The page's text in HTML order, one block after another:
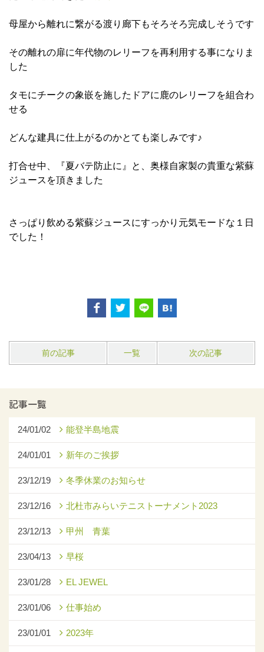
母屋から離れに繋がる渡り廊下もそろそろ完成しそうです
その離れの扉に年代物のレリーフを再利用する事になりま
した
タモにチークの象嵌を施したドアに鹿のレリーフを組合わ
せる
どんな建具に仕上がるのかとても楽しみです♪
打合せ中、『夏バテ防止に』と、奥様自家製の貴重な紫蘇
ジュースを頂きました
さっぱり飲める紫蘇ジュースにすっかり元気モードな１日
でした！
前の記事 一覧 次の記事
記事一覧
24/01/02 能登半島地震
24/01/01 新年のご挨拶
23/12/19 冬季休業のお知らせ
23/12/16 北杜市みらいテニストーナメント2023
23/12/13 甲州 青葉
23/04/13 早桜
23/01/28 EL JEWEL
23/01/06 仕事始め
23/01/01 2023年